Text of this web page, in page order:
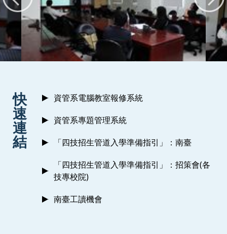
:::
快
速
連
結
資管系電腦教室報修系統
資管系專題管理系統
「四技招生管道入學準備指引」：南臺
「四技招生管道入學準備指引」：招策會(各
技專校院)
南臺工讀機會